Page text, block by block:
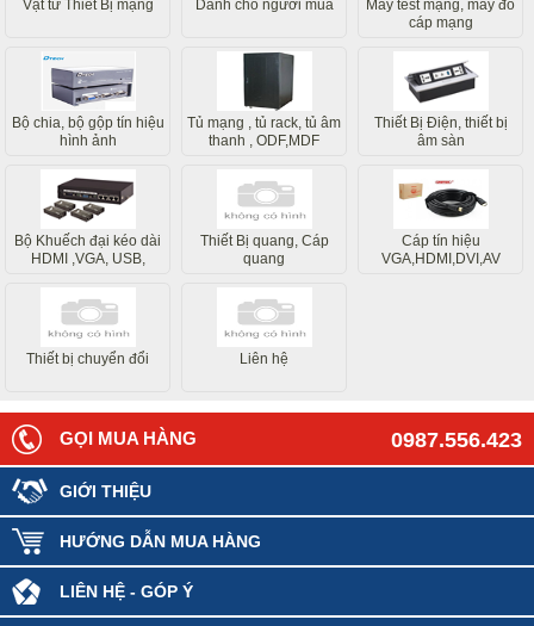
Vật tư Thiết Bị mạng Dành cho người mua
Máy test mạng, máy đo
cáp mạng
Bộ chia, bộ gộp tín hiệu
hình ảnh
Tủ mạng , tủ rack, tủ âm
thanh , ODF,MDF
Thiết Bị Điện, thiết bị
âm sàn
Bộ Khuếch đại kéo dài
HDMI ,VGA, USB,
Thiết Bị quang, Cáp
quang
Cáp tín hiệu
VGA,HDMI,DVI,AV
Thiết bị chuyển đổi Liên hệ
0987.556.423
GỌI MUA HÀNG
GIỚI THIỆU
HƯỚNG DẪN MUA HÀNG
LIÊN HỆ - GÓP Ý